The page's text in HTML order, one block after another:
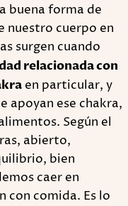
buena forma de
nuestro cuerpo en
surgen cuando
relacionada con
en particular, y
apoyan ese chakra,
Según el
abierto,
bien
caer en
con comida. Es lo